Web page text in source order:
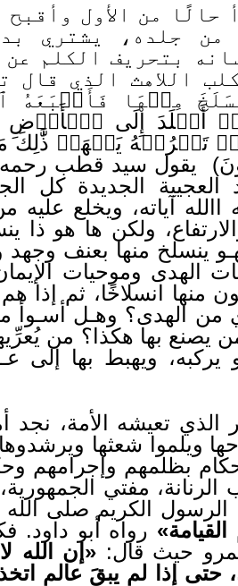
حالًا من الأول
من جلده، يشتري
بتحريف الكلم
اللاهث الذي
أَخۡلَدَ إِلَى
يَلۡهَثۚ ذَّٰلِكَ
سيد قطب رحمه
الجديدة كل
االله آياته، ويخلع
ولكن ها هو ذا
ينسلخ منها بعنف
الهدى وموحيات
منها انسلاخًا، ثم
من الهدى؟ وهـل أسـوأ
بها هكذا؟ من
ويهبط بها إلى
الذي تعيشه الأمة، نجد
ويلموا شعثها
بظلمهم وإجرامهم
الرنانة، مفتي
الرسول الكريم صلى
رواه أبو داود.
حيث قال: «إن الله
حتى إذا لم يبقَ عالم